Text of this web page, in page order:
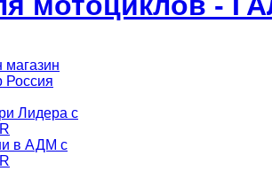
Россия
Лидера c
в АДМ с